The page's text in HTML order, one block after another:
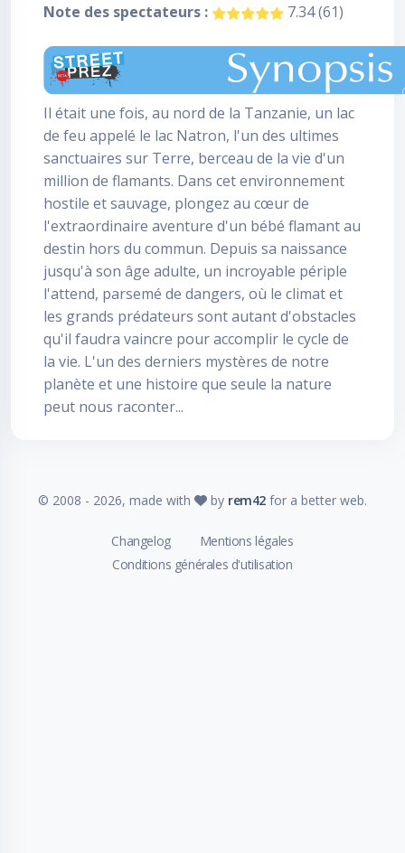
Note des spectateurs :
7.34 (61)
Il était une fois, au nord de la Tanzanie, un lac
de feu appelé le lac Natron, l'un des ultimes
sanctuaires sur Terre, berceau de la vie d'un
million de flamants. Dans cet environnement
hostile et sauvage, plongez au cœur de
l'extraordinaire aventure d'un bébé flamant au
destin hors du commun. Depuis sa naissance
jusqu'à son âge adulte, un incroyable périple
l'attend, parsemé de dangers, où le climat et
les grands prédateurs sont autant d'obstacles
qu'il faudra vaincre pour accomplir le cycle de
la vie. L'un des derniers mystères de notre
planète et une histoire que seule la nature
peut nous raconter...
© 2008 - 2026, made with by rem42 for a better web.
Changelog
Mentions légales
Conditions générales d'utilisation